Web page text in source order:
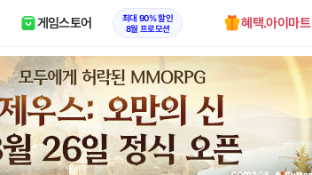
게임스토어
최대 90% 할인
8월 프로모션
혜택.아이마트